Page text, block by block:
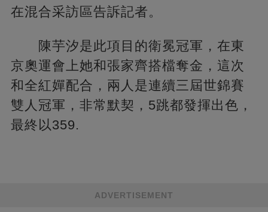
在混合采訪區告訴記者。
陳芋汐是此項目的衛冕冠軍，在東
京奧運會上她和張家齊搭檔奪金，這次
和全紅嬋配合，兩人是連續三屆世錦賽
雙人冠軍，非常默契，5跳都發揮出色，
最終以359.
ADVERTISEMENT